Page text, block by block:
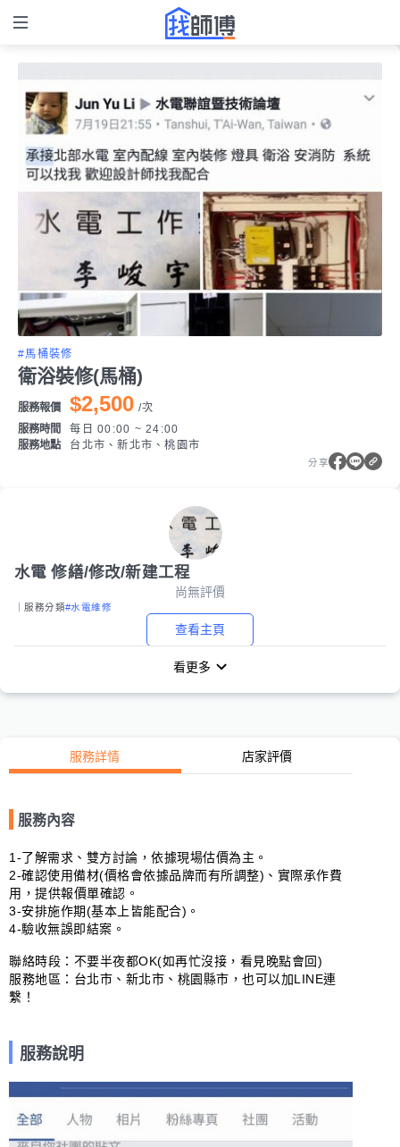
#馬桶裝修
衛浴裝修(馬桶)
服務報價 $2,500 /次
服務時間
每日 00:00 ~ 24:00
服務地點
台北市、新北市、桃園市
分享
水電 修繕/修改/新建工程
尚無評價
｜服務分類#水電維修
查看主頁
看更多
服務詳情 店家評價
服務內容
1-了解需求、雙方討論，依據現場估價為主。
2-確認使用備材(價格會依據品牌而有所調整)、實際承作費
用，提供報價單確認。
3-安排施作期(基本上皆能配合)。
4-驗收無誤即結案。
聯絡時段：不要半夜都OK(如再忙沒接，看見晚點會回)
服務地區：台北市、新北市、桃園縣市，也可以加LINE連
繫！
服務說明